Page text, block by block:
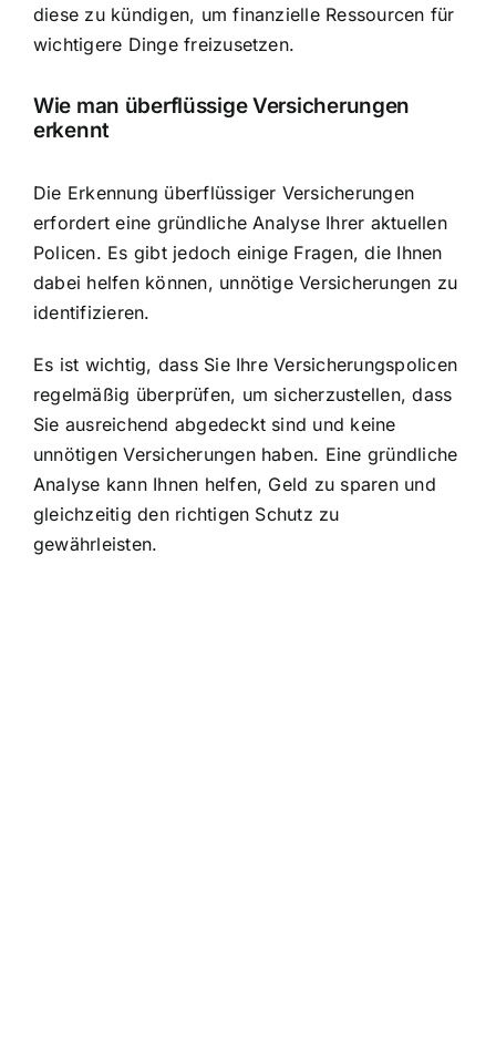
diese zu kündigen, um finanzielle Ressourcen für
wichtigere Dinge freizusetzen.
Wie man überflüssige Versicherungen
erkennt
Die Erkennung überflüssiger Versicherungen
erfordert eine gründliche Analyse Ihrer aktuellen
Policen. Es gibt jedoch einige Fragen, die Ihnen
dabei helfen können, unnötigeVersicherungen zu
identifizieren.
Es ist wichtig, dass Sie Ihre Versicherungspolicen
regelmäßig überprüfen, um sicherzustellen, dass
Sie ausreichend abgedeckt sind und keine
unnötigen Versicherungen haben. Eine gründliche
Analyse kann Ihnen helfen, Geld zu sparen und
gleichzeitig den richtigen Schutz zu
gewährleisten.